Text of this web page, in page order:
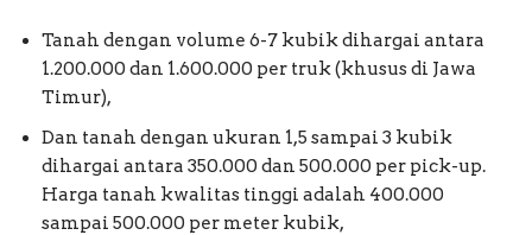
Tanah dengan volume 6-7 kubik dihargai antara
1.200.000 dan 1.600.000 per truk (khusus di Jawa
Timur),
Dan tanah dengan ukuran 1,5 sampai 3 kubik
dihargai antara 350.000 dan 500.000 per pick-up.
Harga tanah kwalitas tinggi adalah 400.000
sampai 500.000 per meter kubik,